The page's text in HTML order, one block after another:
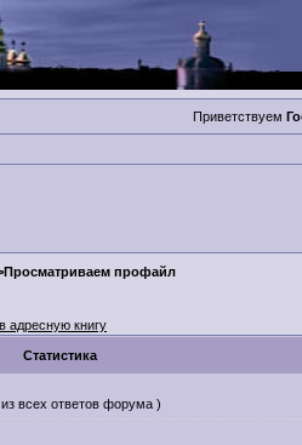
Приветствуем
профайл
адресную книгу
Cтатистика
всех ответов форума )